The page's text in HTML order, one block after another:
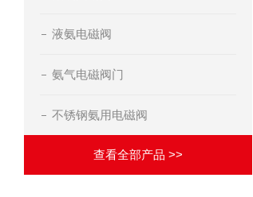
液氨电磁阀
氨气电磁阀门
不锈钢氨用电磁阀
查看全部产品 >>